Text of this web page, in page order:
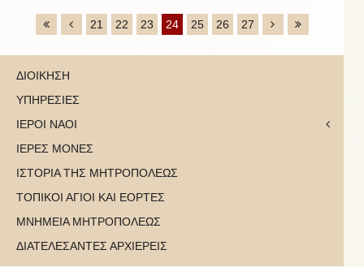
21 22 23 24 25 26 27
ΔΙΟΙΚΗΣΗ
ΥΠΗΡΕΣΙΕΣ
ΙΕΡΟΙ ΝΑΟΙ
ΙΕΡΕΣ ΜΟΝΕΣ
ΙΣΤΟΡΙΑ ΤΗΣ ΜΗΤΡΟΠΟΛΕΩΣ
ΤΟΠΙΚΟΙ ΑΓΙΟΙ ΚΑΙ ΕΟΡΤΕΣ
ΜΝΗΜΕΙΑ ΜΗΤΡΟΠΟΛΕΩΣ
ΔΙΑΤΕΛΕΣΑΝΤΕΣ ΑΡΧΙΕΡΕΙΣ